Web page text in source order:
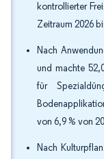
kontrollierter
Zeitraum 2026
Nach
und machte
für
von 6,9 % von
Nach